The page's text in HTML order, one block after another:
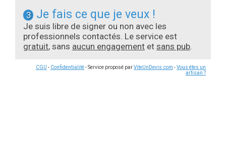
3 Je fais ce que je veux !
Je suis libre de signer ou non avec les
professionnels contactés. Le service est
gratuit, sans aucun engagement et sans pub.
CGU - Confidentialité- Service proposé parViteUnDevis.com -Vous êtes un
artisan ?